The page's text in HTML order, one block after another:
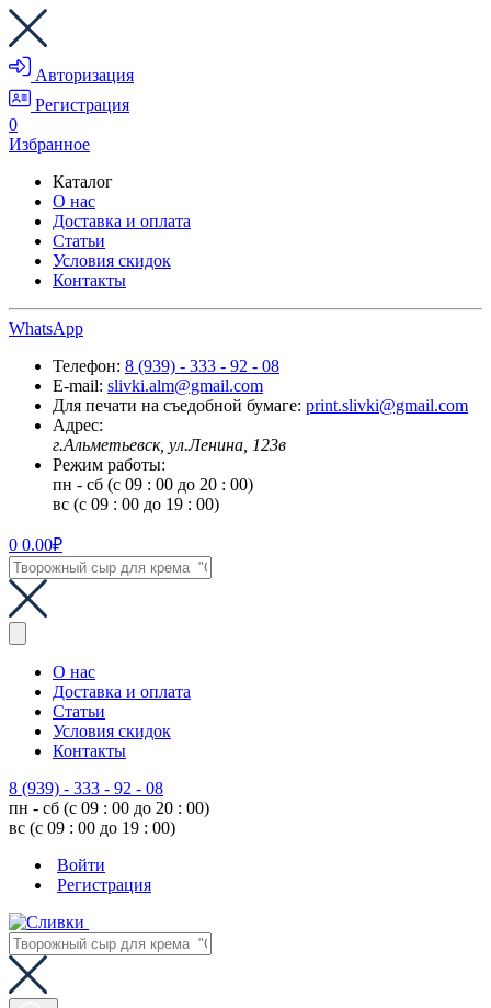
Авторизация
Регистрация
0
Избранное
Каталог
О нас
Доставка и оплата
Статьи
Условия скидок
Контакты
WhatsApp
Телефон: 8 (939) - 333 - 92 - 08
E-mail: slivki.alm@gmail.com
Для печати на съедобной бумаге: print.slivki@gmail.com
Адрес:
г.Альметьевск, ул.Ленина, 123в
Режим работы:
пн - сб (с 09 : 00 до 20 : 00)
вс (с 09 : 00 до 19 : 00)
0 0.00₽
О нас
Доставка и оплата
Статьи
Условия скидок
Контакты
8 (939) - 333 - 92 - 08
пн - сб (с 09 : 00 до 20 : 00)
вс (с 09 : 00 до 19 : 00)
Войти
Регистрация